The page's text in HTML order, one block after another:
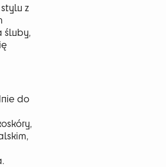
z
śluby,
do